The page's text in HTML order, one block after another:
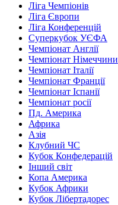
Ліга Чемпіонів
Ліга Європи
Ліга Конференцій
Суперкубок УЄФА
Чемпіонат Англії
Чемпіонат Німеччини
Чемпіонат Італії
Чемпіонат Франції
Чемпіонат Іспанії
Чемпіонат росії
Пд. Америка
Африка
Азія
Клубний ЧС
Кубок Конфедерацій
Інший світ
Копа Америка
Кубок Африки
Кубок Лібертадорес